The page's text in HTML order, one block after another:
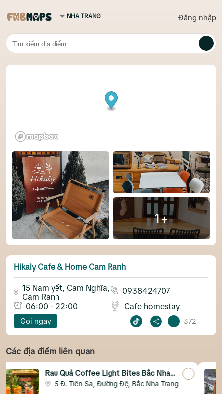
Đăng nhập
1+
Hikaly Cafe & Home Cam Ranh
15 Nam yết, Cam Nghĩa,
Cam Ranh
0938424707
06:00 - 22:00
Cafe homestay
Gọi ngay 372
Các địa điểm liên quan
Bites Bắc Nha
Đệ, Bắc Nha Trang
Cafe Phú Sĩ Yersin
50 Yersin, Phương